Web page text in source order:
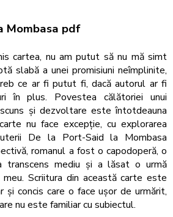
Mombasa pdf
cartea, nu am putut să nu mă simt
slabă a unei promisiuni neîmplinite,
ce ar fi putut fi, dacă autorul ar fi
în plus. Povestea călătoriei unui
și dezvoltare este întotdeauna
nu face excepție, cu explorarea
De la Port-Said la Mombasa
romanul a fost o capodoperă, o
transcens mediu și a lăsat o urmă
Scriitura din această carte este
și concis care o face ușor de urmărit,
nu este familiar cu subiectul.